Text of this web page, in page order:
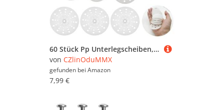
60 Stück Pp Unterlegscheiben, 45mm Pp Unterlegscheiben, Unterlegscheiben Aus Polypropylen, Unterlegscheiben Kunststoff, Für Weiche Dämmplatten Eps, Xps, Steinwolle Fiberglas Fixierung Unterstützung.
von CZlinOduMMX
gefunden bei Amazon
7,99 €